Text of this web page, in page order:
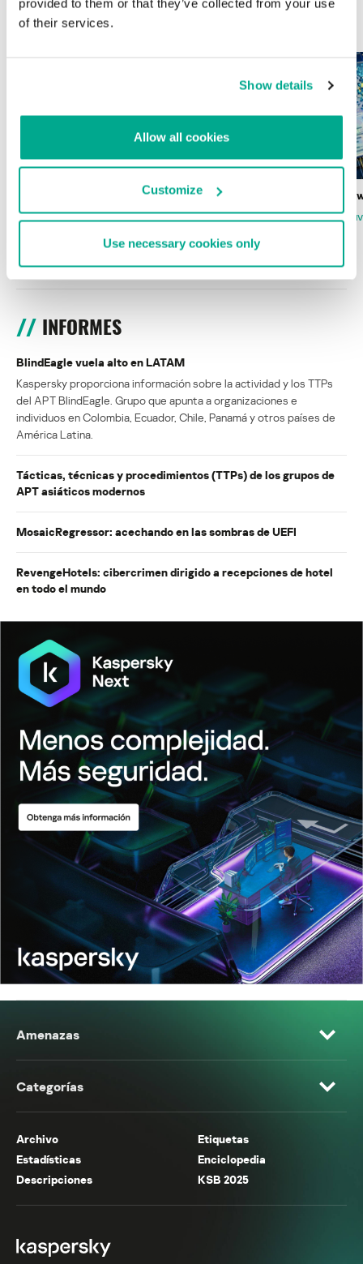
provided to them or that they’ve collected from your use
of their services.
Show details
Allow all cookies
Customize
Use necessary cookies only
ÚLTIMAS PUBLICACIONES
Wardriving en México: preparativos para
la Copa Mundial de Fútbol 2026
Estado del
MARC
INFORMES
BlindEagle vuela alto en LATAM
Kaspersky proporciona información sobre la actividad y los TTPs
del APT BlindEagle. Grupo que apunta a organizaciones e
individuos en Colombia, Ecuador, Chile, Panamá y otros países de
América Latina.
Tácticas, técnicas y procedimientos (TTPs) de los grupos de
APT asiáticos modernos
MosaicRegressor: acechando en las sombras de UEFI
RevengeHotels: cibercrimen dirigido a recepciones de hotel
en todo el mundo
Amenazas
Categorías
Archivo
Etiquetas
Estadísticas
Enciclopedia
Descripciones
KSB 2025